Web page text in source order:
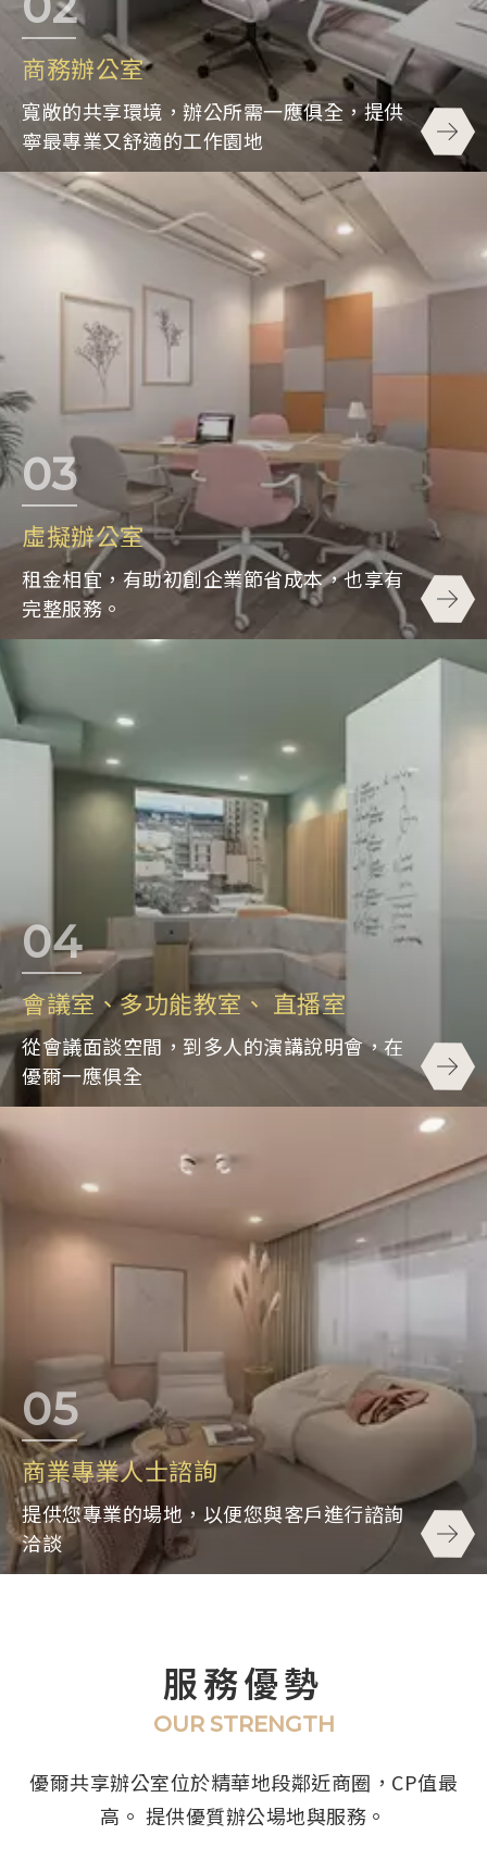
商務辦公室
寬敞的共享環境，辦公所需一應俱全，提供
寧最專業又舒適的工作園地
虛擬辦公室
租金相宜，有助初創企業節省成本，也享有
完整服務。
會議室、多功能教室、 直播室
從會議面談空間，到多人的演講說明會，在
優爾一應俱全
商業專業人士諮詢
提供您專業的場地，以便您與客戶進行諮詢
洽談
服務優勢
OUR STRENGTH
優爾共享辦公室位於精華地段鄰近商圈，CP值最
高。 提供優質辦公場地與服務。